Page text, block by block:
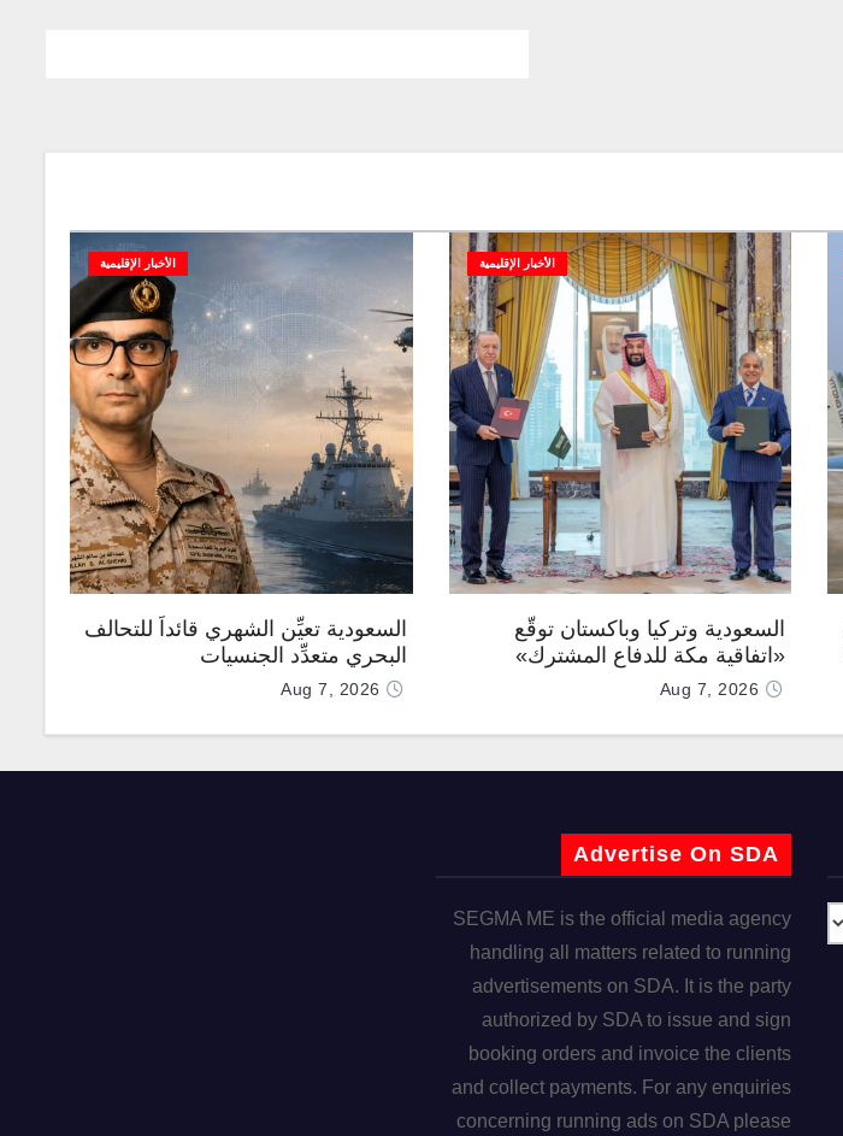
الأخبار الإقليمية
السعودية وتركيا وباكستان توقّع
«اتفاقية مكة للدفاع المشترك»
Aug 7, 2026
الأخبار الإقليمية
السعودية تعيِّن الشهري قائداً للتحالف
البحري متعدِّد الجنسيات
Aug 7, 2026
Advertise On SDA
SEGMA ME is the official media agency
handling all matters related to running
advertisements on SDA. It is the party
authorized by SDA to issue and sign
booking orders and invoice the clients
and collect payments. For any enquiries
concerning running ads on SDA please